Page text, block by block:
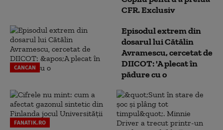
CFR. Exclusiv
CANCAN
Episodul extrem din
dosarul lui Cătălin
Avramescu, cercetat de
DIICOT: 'A plecat în
pădure cu o
FANATIK.RO